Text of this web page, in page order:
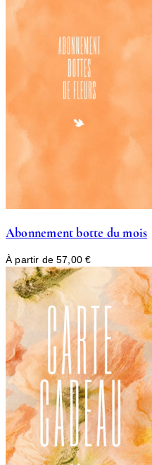
Abonnement botte du mois
À partir de57,00€